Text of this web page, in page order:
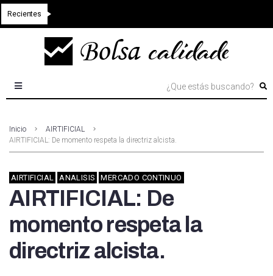
Recientes
Inicio
AIRTIFICIAL
AIRTIFICIAL: De momento respeta la directriz alcista.
AIRTIFICIAL ANALISIS MERCADO CONTINUO
AIRTIFICIAL: De
momento respeta la
directriz alcista.